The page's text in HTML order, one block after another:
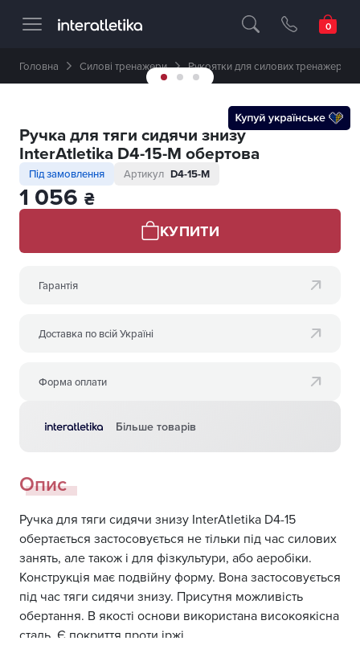
Професійне спортивне обладнання
Головна Силові тренажери Рукоятки для силових тренажерів
Ручка для тяги сидячи знизу
InterAtletika D4-15-M обертова
Під замовлення Артикул D4-15-M
1 056 ₴
КУПИТИ
Гарантія
Доставка по всій Україні
Форма оплати
Більше товарів
Опис
Ручка для тяги сидячи знизу InterAtletika D4-15
обертається застосовується не тільки під час силових
занять, але також і для фізкультури, або аеробіки.
Конструкція має подвійну форму. Вона застосовується
під час тяги сидячи знизу. Присутня можливість
обертання. В якості основи використана високоякісна
сталь. Є покриття проти іржі.